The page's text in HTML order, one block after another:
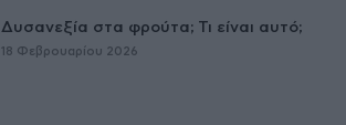
Δυσανεξία στα φρούτα; Τι είναι αυτό;
18 Φεβρουαρίου 2026